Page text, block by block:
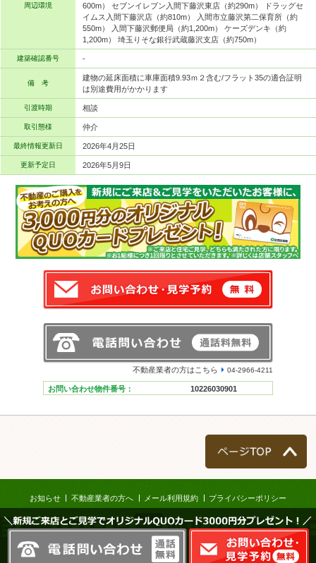
周辺環境
600m） セブンイレブン入間下藤沢東店（約290m） ドラッグセ
イムス入間下藤沢店（約810m） 入間市立藤沢第二保育所（約
550m） 入間下藤沢郵便局（約1,200m） ケーズデンキ（約
1,200m） 埼玉りそな銀行武蔵藤沢支店（約750m）
建築確認番号 -
備 考
建物の延床面積に車庫面積9.93ｍ２含む/フラット35の適合証明
は別途費用がかかります
引渡時期 相談
取引態様 仲介
最終情報更新日 2026年4月25日
更新予定日 2026年5月9日
不動産業者の方はこちら 04-2966-4211
お問い合わせ物件番号： 10226030901
＼新規ご来店とご見学でオリジナルQUOカード3000円分プレゼント！／
お知らせ 不動産業者の方へ メール利用規約 プライバシーポリシー